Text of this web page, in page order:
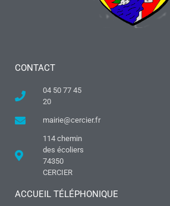
CONTACT
04 50 77 45
20
mairie@cercier.fr
114 chemin
des écoliers
74350
CERCIER
ACCUEIL TÉLÉPHONIQUE